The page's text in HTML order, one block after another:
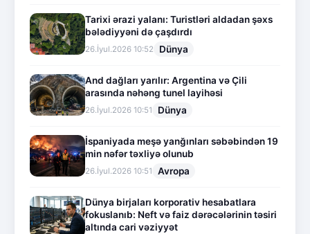
Tarixi ərazi yalanı: Turistləri aldadan şəxs
bələdiyyəni də çaşdırdı
26.İyul.2026 10:52 Dünya
And dağları yarılır: Argentina və Çili
arasında nəhəng tunel layihəsi
26.İyul.2026 10:51 Dünya
İspaniyada meşə yanğınları səbəbindən 19
min nəfər təxliyə olunub
26.İyul.2026 10:51 Avropa
Dünya birjaları korporativ hesabatlara
fokuslanıb: Neft və faiz dərəcələrinin təsiri
altında cari vəziyyət